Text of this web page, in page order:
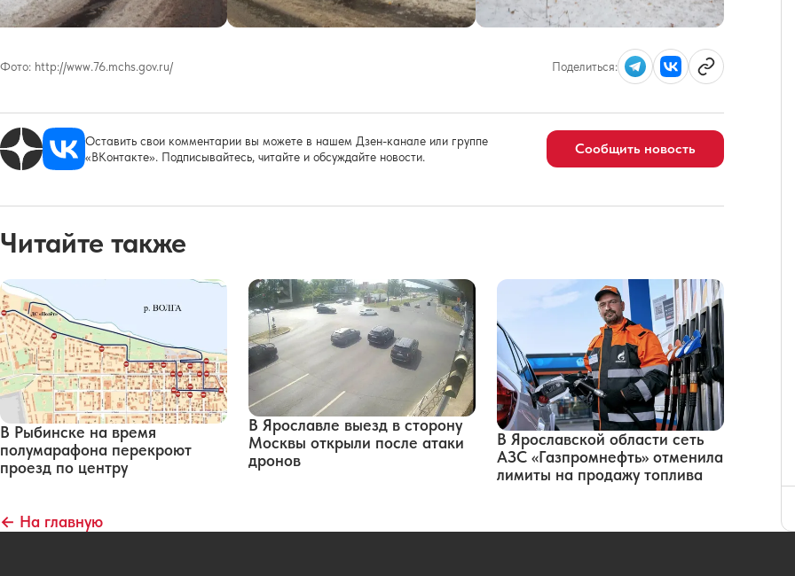
Фото: http://www.76.mchs.gov.ru/ Поделиться:
Оставить свои комментарии вы можете в нашем Дзен-канале или группе
«ВКонтакте». Подписывайтесь, читайте и обсуждайте новости.
Сообщить новость
Читайте также
В Рыбинске на время
полумарафона перекроют
проезд по центру
В Ярославле выезд в сторону
Москвы открыли после атаки
дронов
В Ярославской области сеть
АЗС «Газпромнефть» отменила
лимиты на продажу топлива
← На главную